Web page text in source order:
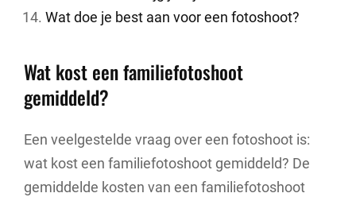
Wat doe je best aan voor een fotoshoot?
Wat kost een familiefotoshoot
gemiddeld?
Een veelgestelde vraag over een fotoshoot is:
wat kost een familiefotoshoot gemiddeld? De
gemiddelde kosten van een familiefotoshoot